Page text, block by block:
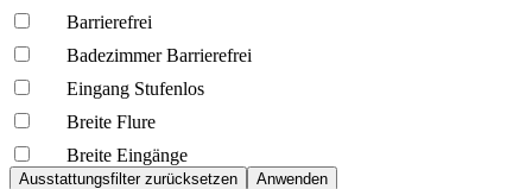
Barrierefrei
Badezimmer Barrierefrei
Eingang Stufenlos
Breite Flure
Breite Eingänge